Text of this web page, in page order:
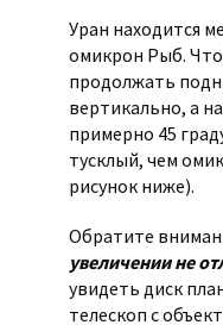
Уран находится
омикрон Рыб.
продолжать
вертикально, а
примерно 45
тусклый, чем
рисунок ниже).
Обратите
увеличении не
увидеть диск
телескоп с